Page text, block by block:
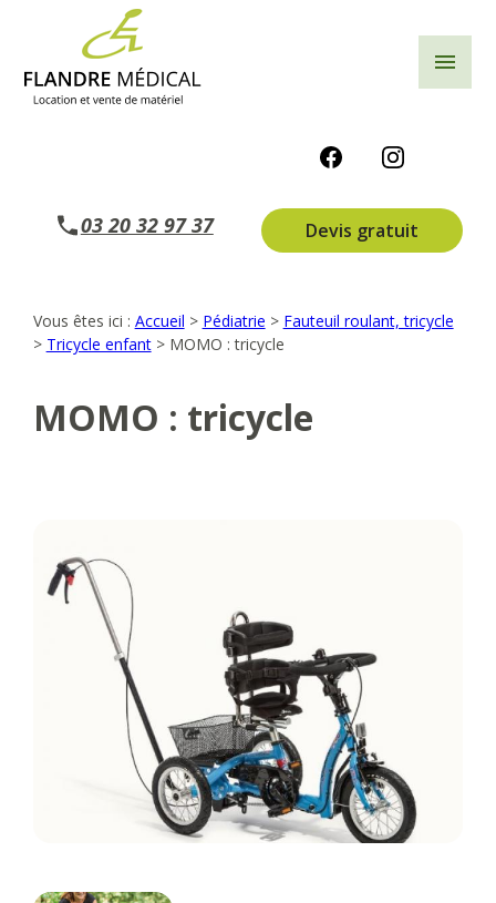
menu
03 20 32 97 37 Devis gratuit
Vous êtes ici : Accueil > Pédiatrie > Fauteuil roulant, tricycle
> Tricycle enfant> MOMO : tricycle
MOMO : tricycle
Panneau de gestion des cookies